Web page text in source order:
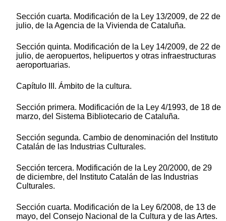
Sección cuarta. Modificación de la Ley 13/2009, de 22 de
julio, de la Agencia de la Vivienda de Cataluña.
Sección quinta. Modificación de la Ley 14/2009, de 22 de
julio, de aeropuertos, helipuertos y otras infraestructuras
aeroportuarias.
Capítulo III. Ámbito de la cultura.
Sección primera. Modificación de la Ley 4/1993, de 18 de
marzo, del Sistema Bibliotecario de Cataluña.
Sección segunda. Cambio de denominación del Instituto
Catalán de las Industrias Culturales.
Sección tercera. Modificación de la Ley 20/2000, de 29
de diciembre, del Instituto Catalán de las Industrias
Culturales.
Sección cuarta. Modificación de la Ley 6/2008, de 13 de
mayo, del Consejo Nacional de la Cultura y de las Artes.